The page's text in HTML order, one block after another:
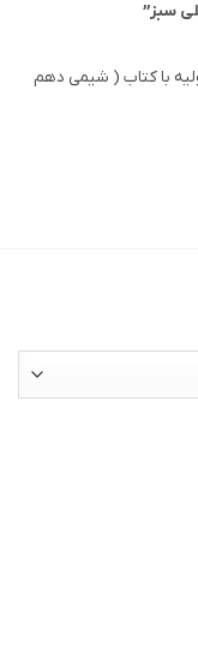
سبز”
با کتاب ( شیمی دهم